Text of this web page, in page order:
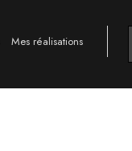
Mes réalisations